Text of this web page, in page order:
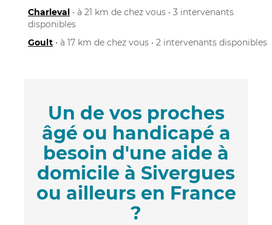
Charleval • à 21 km de chez vous • 3 intervenants
disponibles
Goult • à 17 km de chez vous • 2 intervenants disponibles
Un de vos proches
âgé ou handicapé a
besoin d'une aide à
domicile à Sivergues
ou ailleurs en France
?